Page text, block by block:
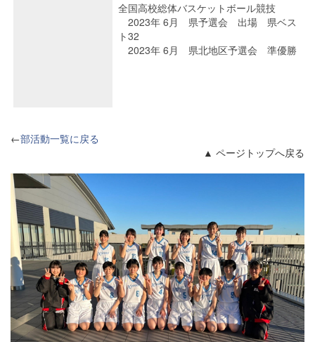
全国高校総体バスケットボール競技
2023年 6月 県予選会 出場 県ベス
ト32
2023年 6月 県北地区予選会 準優勝
←部活動一覧に戻る
▲ ページトップへ戻る